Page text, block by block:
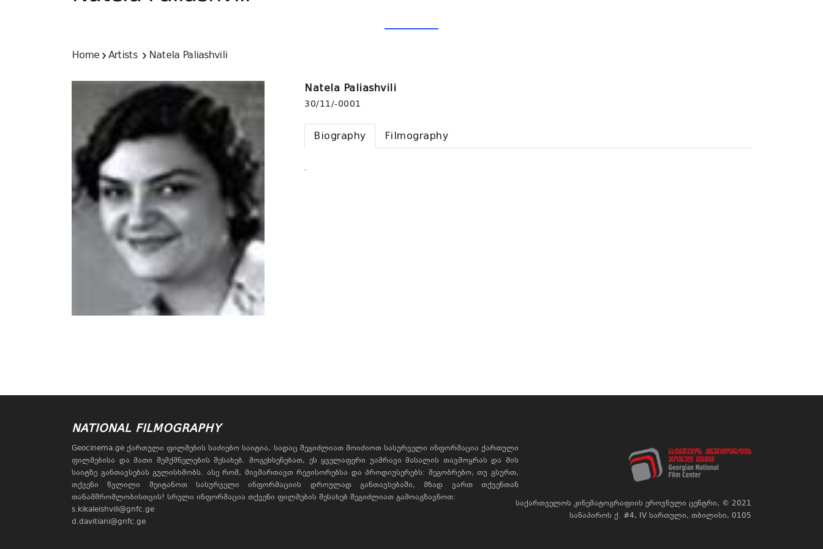
Home Artists Natela Paliashvili
Natela Paliashvili
30/11/-0001
Biography Filmography
.
NATIONAL FILMOGRAPHY
Geocinema.ge ქართული ფილმების საძიებო საიტია, სადაც შეგიძლიათ მოიძიოთ სასურველი ინფორმაცია ქართული
ფილმებისა და მათი შემქმნელების შესახებ. მოგეხსენებათ, ეს ყველაფერი უამრავი მასალის თავმოყრას და მის
საიტზე განთავსებას გულისხმობს. ასე რომ, მივმართავთ რეჟისორებსა და პროდიუსერებს: მეგობრებო, თუ გსურთ,
თქვენი წვლილი შეიტანოთ სასურველი ინფორმაციის დროულად განთავსებაში, მზად ვართ თქვენთან
თანამშრომლობისთვის! სრული ინფორმაცია თქვენი ფილმების შესახებ შეგიძლიათ გამოაგზავნოთ:
s.kikaleishvili@gnfc.ge
d.davitiani@gnfc.ge
საქართველოს კინემატოგრაფიის ეროვნული ცენტრი, © 2021
სანაპიროს ქ. #4, IV სართული, თბილისი, 0105